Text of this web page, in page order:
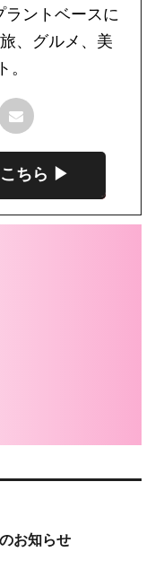
ントベースに
、グルメ、美
ちら ▶︎
お知らせ